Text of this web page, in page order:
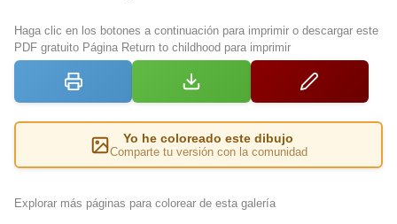
Haga clic en los botones a continuación para imprimir o descargar este
PDF gratuito Página Return to childhood para imprimir
Yo he coloreado este dibujo
Comparte tu versión con la comunidad
Explorar más páginas para colorear de esta galería